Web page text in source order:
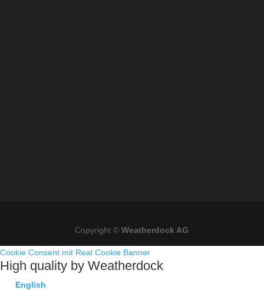
Copyright ©Weatherdock AG
Cookie Consent mit Real Cookie Banner
High quality by Weatherdock
English